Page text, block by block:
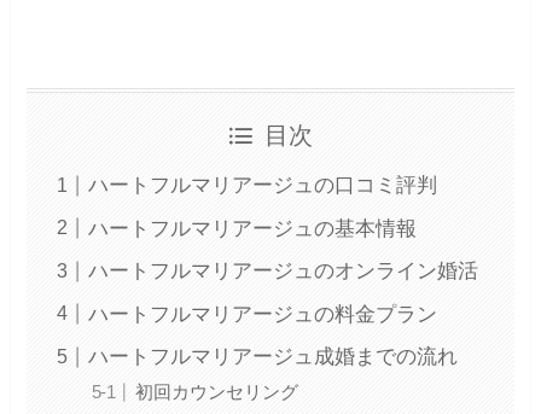
目次
ハートフルマリアージュの口コミ評判
ハートフルマリアージュの基本情報
ハートフルマリアージュのオンライン婚活
ハートフルマリアージュの料金プラン
ハートフルマリアージュ成婚までの流れ
初回カウンセリング